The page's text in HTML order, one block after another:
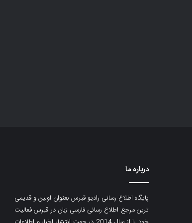
درباره ما
پایگاه اطلاع رسانی رادیو قبرس بعنوان اولین و قدیمی
ترین مرجع اطلاع رسانی فارسی زبان در قبرس فعالیت